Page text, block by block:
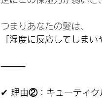
つまりあなたの髪は、
「湿度に反応してしまい
⸻
✔ 理由②：キューティク